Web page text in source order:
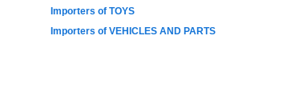
Importers of TOYS
Importers of VEHICLES AND PARTS